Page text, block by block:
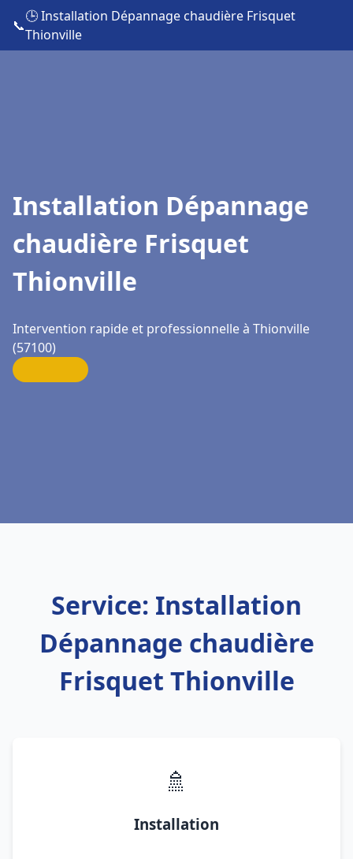
📞
🕒 Installation Dépannage chaudière Frisquet
Thionville
Installation Dépannage
chaudière Frisquet
Thionville
Intervention rapide et professionnelle à Thionville
(57100)
Service: Installation
Dépannage chaudière
Frisquet Thionville
🚿
Installation